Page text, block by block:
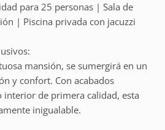
para 25 personas | Sala de
| Piscina privada con jacuzzi
mansión, se sumergirá en un
y confort. Con acabados
interior de primera calidad, esta
inigualable.